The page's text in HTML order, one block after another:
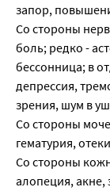
запор,
Со стороны
боль; редко -
бессонница; в
депрессия,
зрения, шум в
Со стороны
гематурия,
Со стороны
алопеция,